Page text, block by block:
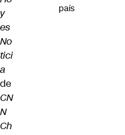
y
es
No
tici
a
de
CN
N
Ch
país